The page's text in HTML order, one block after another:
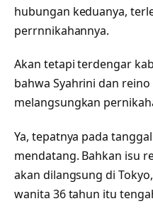
hubungan keduanya,
perrnnikahannya.
Akan tetapi terdengar
bahwa Syahrini dan reino
melangsungkan
Ya, tepatnya pada
mendatang. Bahkan isu
akan dilangsung di
wanita 36 tahun itu